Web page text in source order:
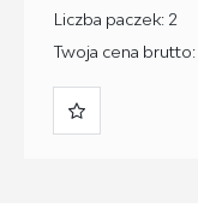
Twoja cena brutto:
Liczba paczek: 2